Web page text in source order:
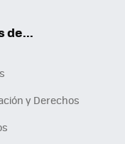
de...
y Derechos